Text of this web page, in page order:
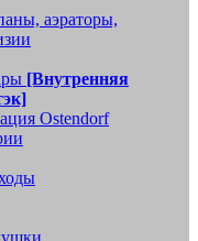
аэраторы,
[Внутренняя
Ostendorf